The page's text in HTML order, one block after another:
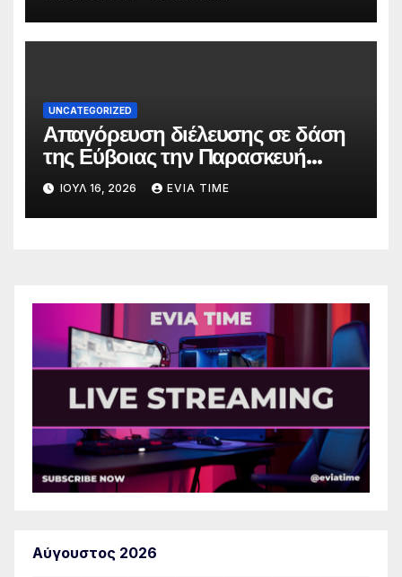
UNCATEGORIZED
Απαγόρευση διέλευσης σε δάση
της Εύβοιας την Παρασκευή
λόγω πολύ υψηλού κινδύνου
πυρκαγιάς
ΙΟΎΛ 16, 2026 EVIA TIME
Αύγουστος 2026